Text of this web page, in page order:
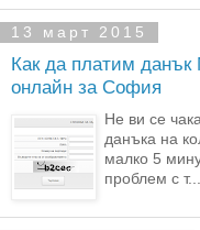
13 март 2015
Как да платим
онлайн за София
Не ви се
данъка на
малко 5
проблем с т...